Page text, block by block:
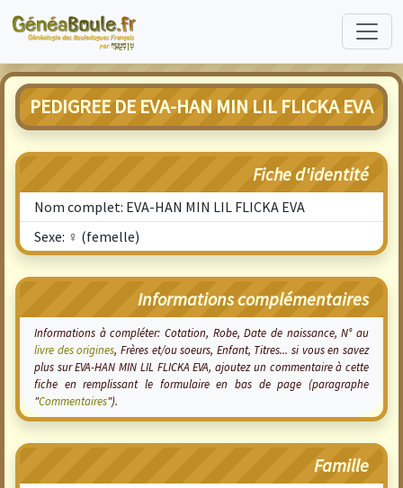
PEDIGREE DE EVA-HAN MIN LIL FLICKA EVA
Fiche d'identité
Nom complet: EVA-HAN MIN LIL FLICKA EVA
Sexe: ♀ (femelle)
Informations complémentaires
Informations à compléter: Cotation, Robe, Date de naissance, N° au
livre des origines, Frères et/ou soeurs, Enfant, Titres... si vous en savez
plus sur EVA-HAN MIN LIL FLICKA EVA, ajoutez un commentaire à cette
fiche en remplissant le formulaire en bas de page (paragraphe
"Commentaires").
Famille